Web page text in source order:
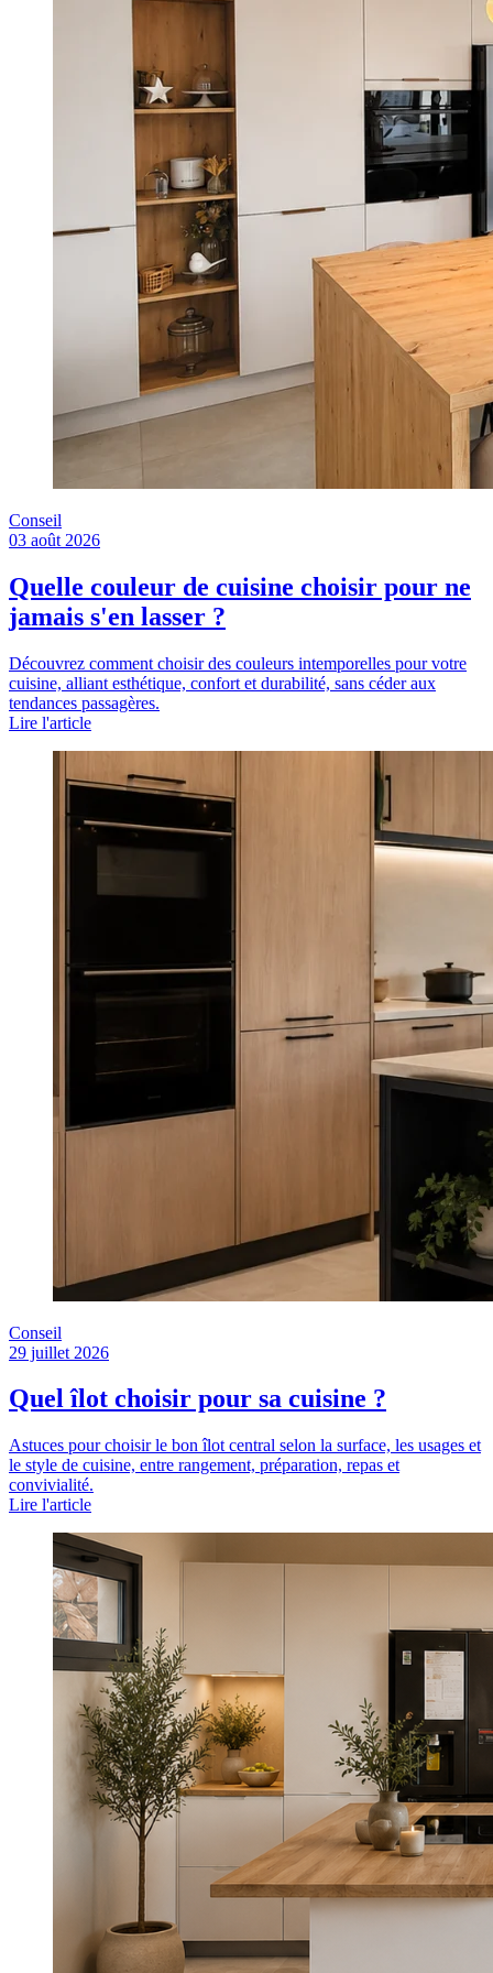
Découvrez l'univers de
d'intérieur
Conseil
Quel meilleur plan de travail
pour sa cuisine ? Le comparatif
tous les matériaux
Lire l'article
Lire l'article
Conseil
03 août 2026
Quelle couleur de cuisine choisir pour ne
jamais s'en lasser ?
Découvrez comment choisir des couleurs intemporelles pour votre
cuisine, alliant esthétique, confort et durabilité, sans céder aux
tendances passagères.
Lire l'article
Conseil
29 juillet 2026
Quel îlot choisir pour sa cuisine ?
Astuces pour choisir le bon îlot central selon la surface, les usages et
le style de cuisine, entre rangement, préparation, repas et
convivialité.
Lire l'article